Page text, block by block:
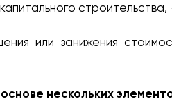
или занижения
нескольких